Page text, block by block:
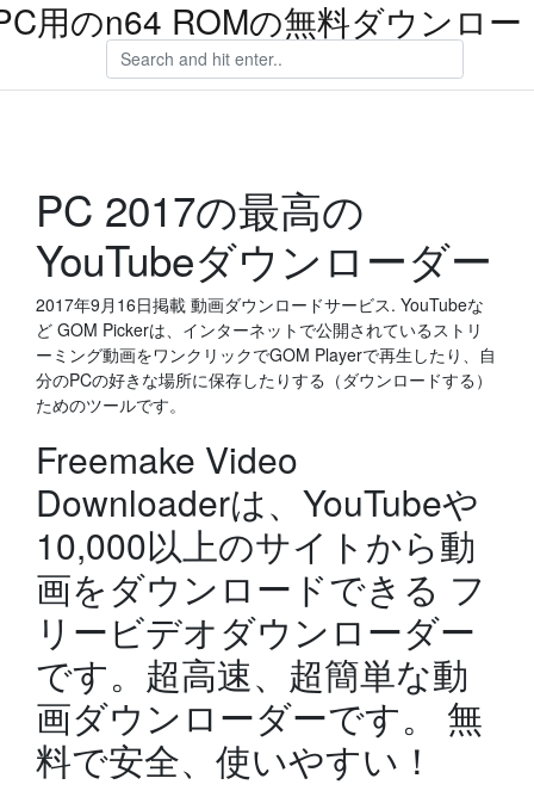
用のn64 ROMの無料ダウンロー
PC 2017の最高の
YouTubeダウンローダー
2017年9月16日掲載 動画ダウンロードサービス. YouTubeな
ど GOM Pickerは、インターネットで公開されているストリ
ーミング動画をワンクリックでGOM Playerで再生したり、自
分のPCの好きな場所に保存したりする（ダウンロードする）
ためのツールです。
Freemake Video
Downloaderは、YouTubeや
10,000以上のサイトから動
画をダウンロードできる フ
リービデオダウンローダー
です。超高速、超簡単な動
画ダウンローダーです。 無
料で安全、使いやすい！